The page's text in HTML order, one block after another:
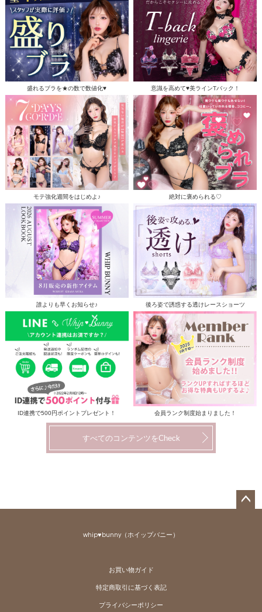
盛れるブラを★の数で数値化♥ 意識を高めて♥美ラインTバック！
モテ強化週間をはじめよ♪ 絶対に褒められる♡
誰よりも早くお知らせ♪ 後ろ姿で誘惑する透けレースショーツ
ID連携で500円ポイントプレゼント！ 会員ランク制度始まりました！
すべてのコンテンツをCheck
whip♥bunny（ホイップバニー）
お買い物ガイド
特定商取引に基づく表記
プライバシーポリシー